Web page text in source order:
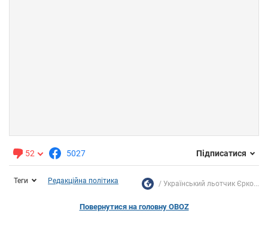
52 5027 Підписатися
Теги Редакційна політика Український льотчик Єрко...
Повернутися на головну OBOZ